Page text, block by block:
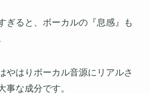
ぎると、ボーカルの『息感』も
やはりボーカル音源にリアルさ
事な成分です。